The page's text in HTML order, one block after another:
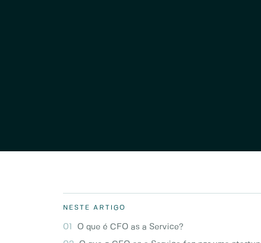
NESTE ARTIGO
O que é CFO as a Service?